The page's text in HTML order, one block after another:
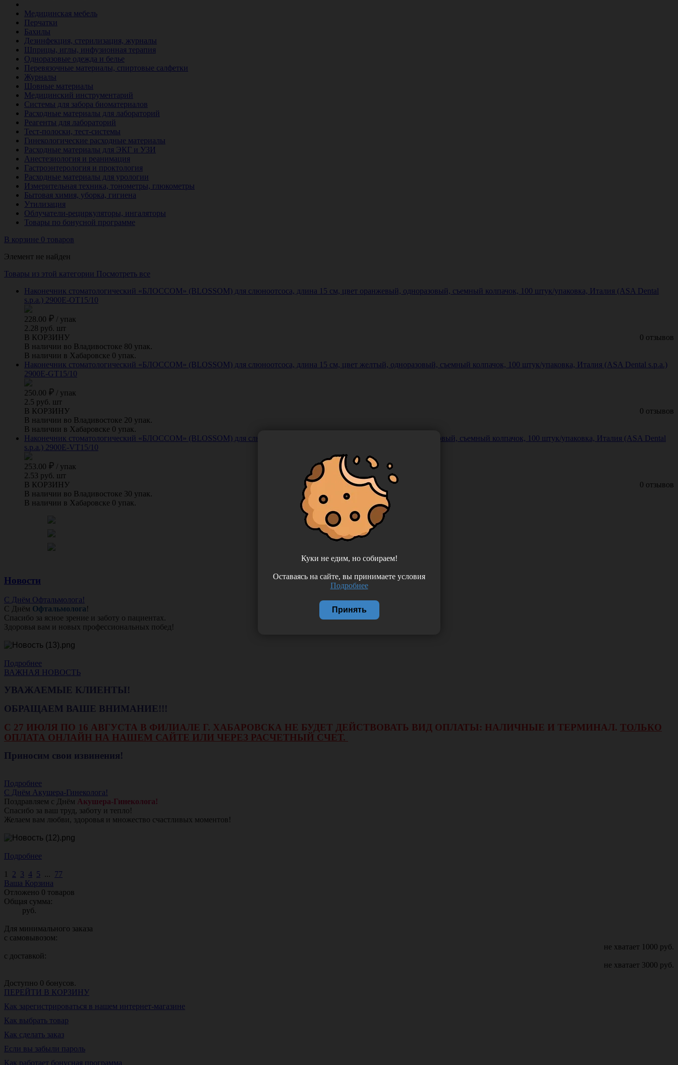
Медицинская мебель
Перчатки
Бахилы
Дезинфекция, стерилизация, журналы
Шприцы, иглы, инфузионная терапия
Одноразовые одежда и белье
Перевязочные материалы, спиртовые салфетки
Журналы
Шовные материалы
Медицинский инструментарий
Системы для забора биоматериалов
Расходные материалы для лабораторий
Реагенты для лабораторий
Тест-полоски, тест-системы
Гинекологические расходные материалы
Расходные материалы для ЭКГ и УЗИ
Анестезиология и реанимация
Гастроэнтерология и проктология
Расходные материалы для урологии
Измерительная техника, тонометры, глюкометры
Бытовая химия, уборка, гигиена
Утилизация
Облучатели-рециркуляторы, ингаляторы
Товары по бонусной программе
В корзине 0 товаров
Элемент не найден
Товары из этой категории Посмотреть все
Наконечник стоматологический «БЛОССОМ» (BLOSSOM) для слюноотсоса, длина 15 см, цвет оранжевый, одноразовый, съемный колпачок, 100 штук/упаковка, Италия (ASA Dental
s.p.a.) 2900E-OT15/10
228.00 / упак
2.28 руб. шт
0 отзывов
В КОРЗИНУ
В наличии во Владивостоке 80 упак.
В наличии в Хабаровске 0 упак.
Наконечник стоматологический «БЛОССОМ» (BLOSSOM) для слюноотсоса, длина 15 см, цвет желтый, одноразовый, съемный колпачок, 100 штук/упаковка, Италия (ASA Dental s.p.a.)
2900E-GT15/10
250.00 / упак
2.5 руб. шт
0 отзывов
В КОРЗИНУ
В наличии во Владивостоке 20 упак.
В наличии в Хабаровске 0 упак.
Наконечник стоматологический «БЛОССОМ» (BLOSSOM) для слюноотсоса, длина 15 см, цвет ярко-зеленый, одноразовый, съемный колпачок, 100 штук/упаковка, Италия (ASA Dental
s.p.a.) 2900E-VT15/10
253.00 / упак
2.53 руб. шт
0 отзывов
В КОРЗИНУ
В наличии во Владивостоке 30 упак.
В наличии в Хабаровске 0 упак.
Новости
С Днём Офтальмолога!
С Днём Офтальмолога!
Спасибо за ясное зрение и заботу о пациентах.
Здоровья вам и новых профессиональных побед!
Подробнее
ВАЖНАЯ НОВОСТЬ
УВАЖАЕМЫЕ КЛИЕНТЫ!
ОБРАЩАЕМ ВАШЕ ВНИМАНИЕ!!!
С 27 ИЮЛЯ ПО 16 АВГУСТА В ФИЛИАЛЕ Г. ХАБАРОВСКА НЕ БУДЕТ ДЕЙСТВОВАТЬ ВИД ОПЛАТЫ: НАЛИЧНЫЕ И ТЕРМИНАЛ. ТОЛЬКО
ОПЛАТА ОНЛАЙН НА НАШЕМ САЙТЕ ИЛИ ЧЕРЕЗ РАСЧЕТНЫЙ СЧЕТ.
Приносим свои извинения!
Подробнее
С Днём Акушера-Гинеколога!
Поздравляем с Днём Акушера-Гинеколога!
Спасибо за ваш труд, заботу и тепло!
Желаем вам любви, здоровья и множество счастливых моментов!
Подробнее
1 2 3 4 5 ... 77
Ваша Корзина
Отложено 0 товаров
Общая сумма:
руб.
Для минимального заказа
с самовывозом:
не хватает 1000 руб.
с доставкой:
не хватает 3000 руб.
Доступно 0 бонусов.
ПЕРЕЙТИ В КОРЗИНУ
Как зарегистрироваться в нашем интернет-магазине
Как выбрать товар
Как сделать заказ
Если вы забыли пароль
Как работает бонусная программа
Куки не едим, но собираем!
Оставаясь на сайте, вы принимаете условия
Подробнее
Принять